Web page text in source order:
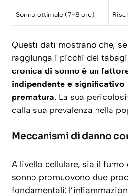
Sonno ottimale (7-8 ore)
Questi dati mostrano che,
raggiunga i picchi del
cronica di sonno è un
indipendente e significativo
prematura. La sua
dalla sua prevalenza nella
Meccanismi di danno
A livello cellulare, sia il fumo
sonno promuovono due
fondamentali: l’